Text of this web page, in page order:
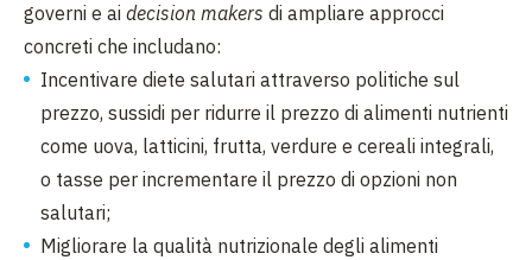
governi e ai decision makers di ampliare approcci
concreti che includano:
Incentivare diete salutari attraverso politiche sul
prezzo, sussidi per ridurre il prezzo di alimenti nutrienti
come uova, latticini, frutta, verdure e cereali integrali,
o tasse per incrementare il prezzo di opzioni non
salutari;
Migliorare la qualità nutrizionale degli alimenti